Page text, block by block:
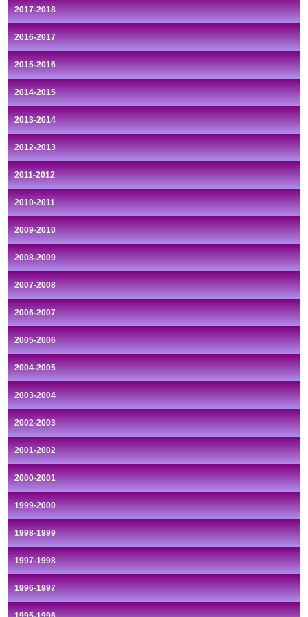
2017-2018
2016-2017
2015-2016
2014-2015
2013-2014
2012-2013
2011-2012
2010-2011
2009-2010
2008-2009
2007-2008
2006-2007
2005-2006
2004-2005
2003-2004
2002-2003
2001-2002
2000-2001
1999-2000
1998-1999
1997-1998
1996-1997